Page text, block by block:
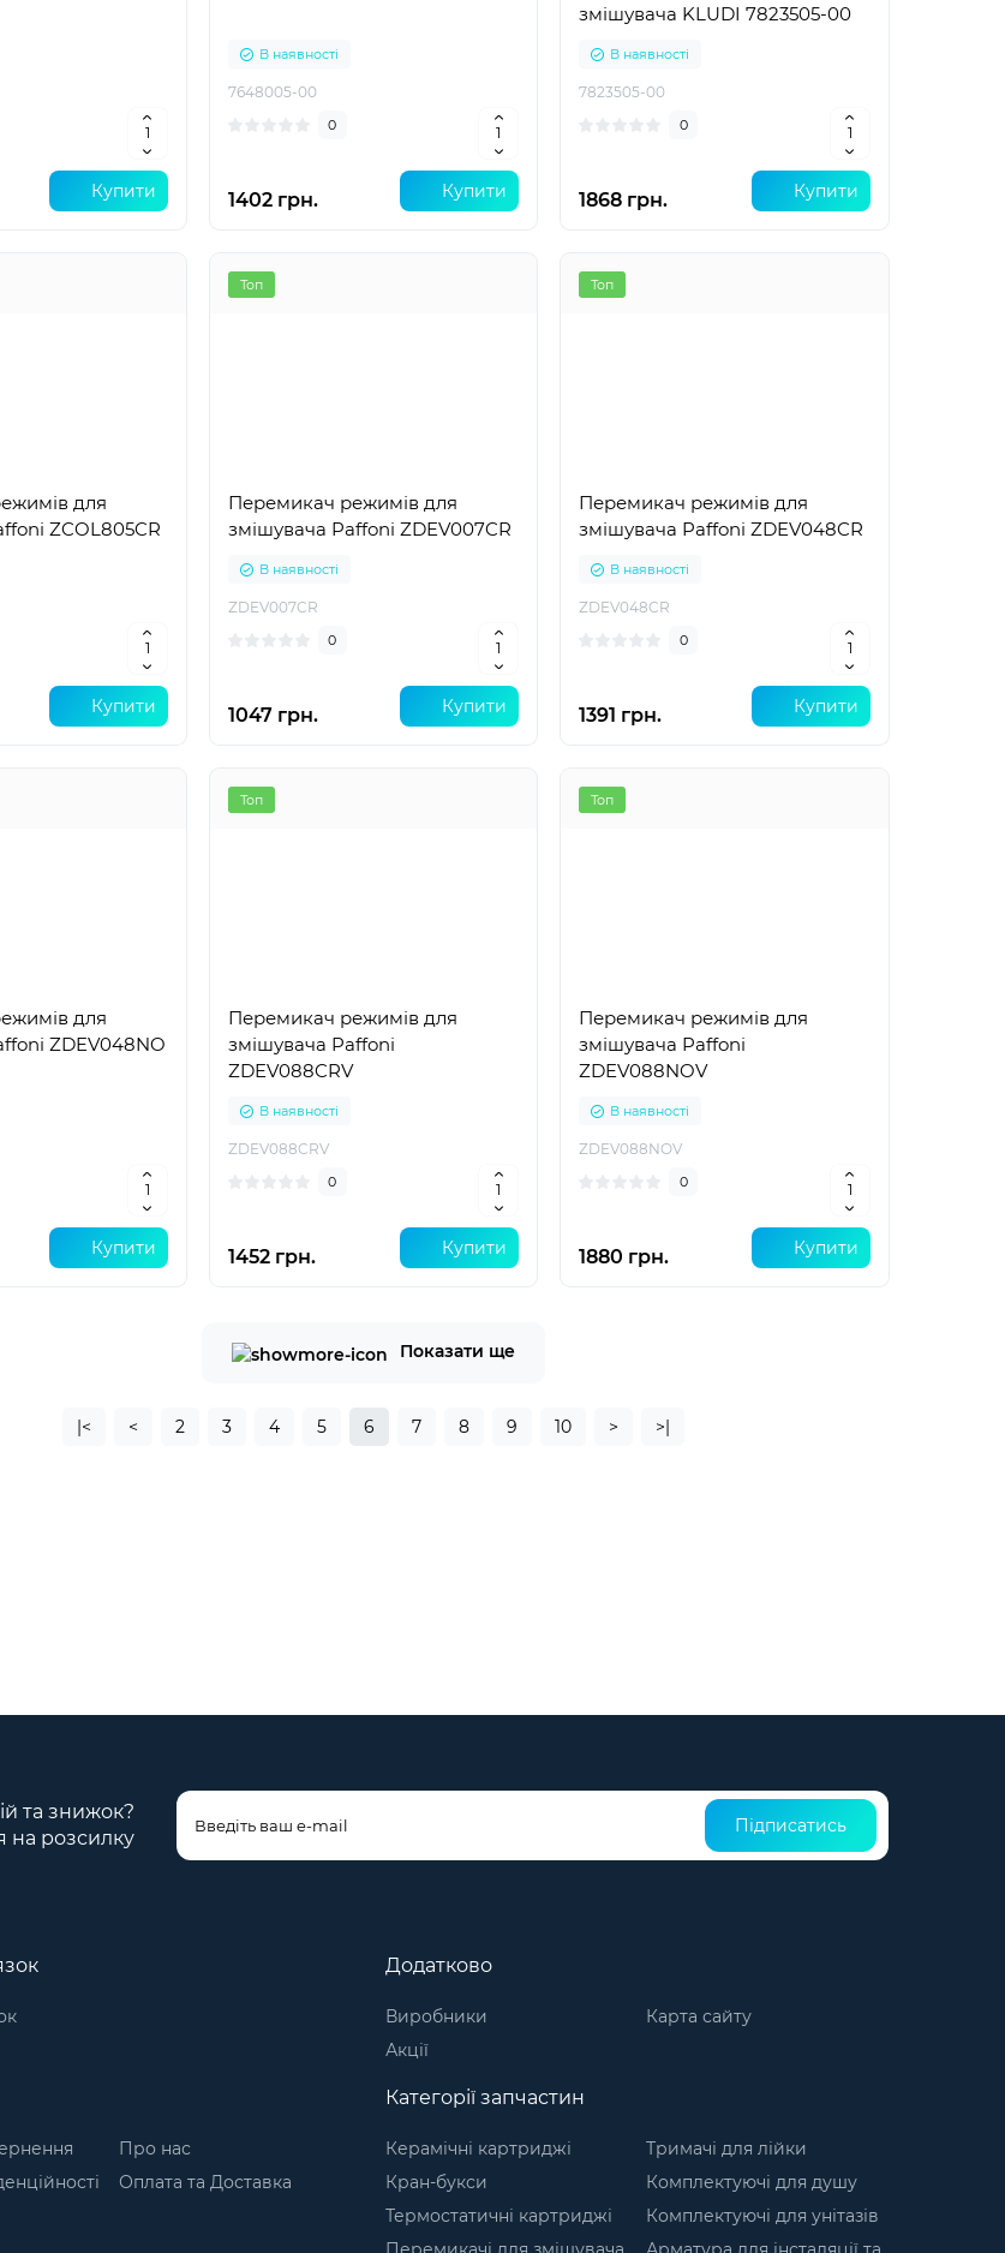
Купити
В наявності
7648005-00
0
1402 грн. Купити
змішувача KLUDI 7823505-00
В наявності
7823505-00
0
1868 грн. Купити
для
ZCOL805CR
Купити
Топ
Перемикач режимів для
змішувача Paffoni ZDEV007CR
В наявності
ZDEV007CR
0
1047 грн. Купити
Топ
Перемикач режимів для
змішувача Paffoni ZDEV048CR
В наявності
ZDEV048CR
0
1391 грн. Купити
для
ZDEV048NO
Купити
Топ
Перемикач режимів для
змішувача Paffoni
ZDEV088CRV
В наявності
ZDEV088CRV
0
1452 грн. Купити
Топ
Перемикач режимів для
змішувача Paffoni
ZDEV088NOV
В наявності
ZDEV088NOV
0
1880 грн. Купити
Показати ще
|< < 2 3 4 5 6 7 8 9 10 > >|
та знижок?
на розсилку
Підписатись
Додатково
Виробники
Акції
Карта сайту
Про нас
Оплата та Доставка
Категорії запчастин
Керамічні картриджі
Кран-букси
Термостатичні картриджі
Тримачі для лійки
Комплектуючі для душу
Комплектуючі для унітазів